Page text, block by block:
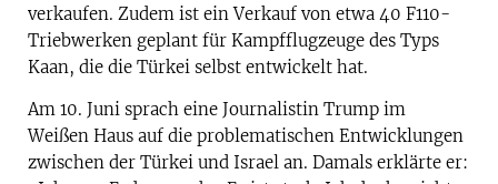
verkaufen. Zudem ist ein Verkauf von etwa 40 F110-
Triebwerken geplant für Kampfflugzeuge des Typs
Kaan, die die Türkei selbst entwickelt hat.
Am 10. Juni sprach eine Journalistin Trump im
Weißen Haus auf die problematischen Entwicklungen
zwischen der Türkei und Israel an. Damals erklärte er: